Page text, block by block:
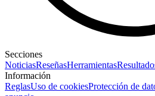
Secciones
NoticiasReseñasHerramientas
Información
ReglasUso de cookiesProtección de